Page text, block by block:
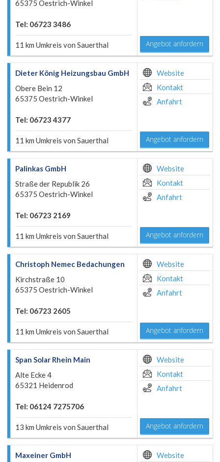
65375 Oestrich-Winkel
Tel: 06723 3486
11 km Umkreis von Sauerthal Angebot anfordern
Dieter König Heizungsbau GmbH
Obere Bein 12
65375 Oestrich-Winkel
Tel: 06723 4377
11 km Umkreis von Sauerthal
Website
Kontakt
Anfahrt
Angebot anfordern
Palinkas GmbH
Straße der Republik 26
65375 Oestrich-Winkel
Tel: 06723 2169
11 km Umkreis von Sauerthal
Website
Kontakt
Anfahrt
Angebot anfordern
Christoph Nemec Bedachungen
Kirchstraße 10
65375 Oestrich-Winkel
Tel: 06723 2605
11 km Umkreis von Sauerthal
Website
Kontakt
Anfahrt
Angebot anfordern
Span Solar Rhein Main
Alte Ecke 4
65321 Heidenrod
Tel: 06124 7275706
13 km Umkreis von Sauerthal
Website
Kontakt
Anfahrt
Angebot anfordern
Maxeiner GmbH Website